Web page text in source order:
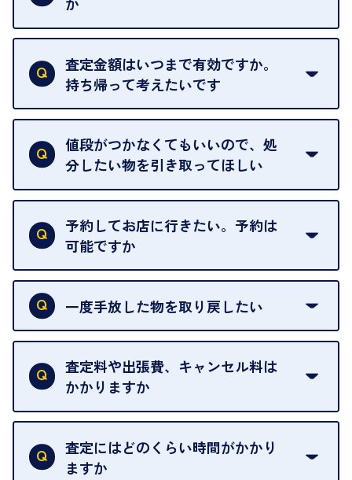
はい。全店舗一律です。
ただし、中古市場は日々変動するため、査定した日
によって査定額が変わることはございます。
査定金額はいつまで有効ですか。
持ち帰って考えたいです
査定額は当日限り有効です。
中古市場が日々変動するため、翌日には査定額が変
わることがございます。
値段がつかなくてもいいので、処
分したい物を引き取ってほしい
再販不可能な物は、場合によってはお断りすること
がございます。ご了承ください。
予約してお店に行きたい。予約は
可能ですか
申し訳ありませんが、現在はご来店の予約は承って
おりません。
を整えておりますので、お好きな時にお越しくださ
い。
お急ぎの場合はスタッフに一言お声がけください。
可能な限り、迅速に対応させていただきます。
一度手放した物を取り戻したい
当店は質店ではありませんので、買い取ったお品物
は基本的に販売へと回されます。買い戻しはできま
せんので、ご了承ください。
グオフが可能です。
契約破棄という形で、お品物をお戻しすることがで
きます。
査定料や出張費、キャンセル料は
かかりますか
一切いただいておりません。査定金額にご納得いた
だけない場合は、その場でお断りいただいても問題
ございません。お気軽にご相談ください。
査定にはどのくらい時間がかかり
ますか